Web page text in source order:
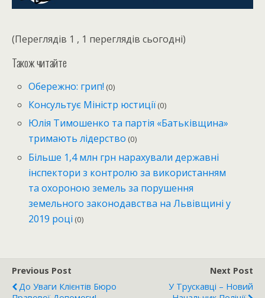
(Переглядів 1 , 1 переглядів сьогодні)
Також читайте
Обережно: грип! (0)
Консультує Міністр юстиції (0)
Юлія Тимошенко та партія «Батьківщина»
тримають лідерство (0)
Більше 1,4 млн грн нарахували державні
інспектори з контролю за використанням
та охороною земель за порушення
земельного законодавства на Львівщині у
2019 році (0)
Previous Post
До Уваги Клієнтів Бюро
Next Post
У Трускавці – Новий